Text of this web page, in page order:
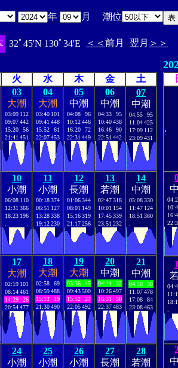
年 月 潮位
32ﾟ45'N 130ﾟ34'E ＜＜ 前月 翌月 ＞＞
火 水 木 金
土
03
大潮
03:09 112
09:07442
15:20
56
21:41 451
04
大潮
03:40 101
09:41 448
15:52
61
22:07453
05
中潮
04:08
96
10:12446
16:20
72
22:31 449
06
中潮
04:33
95
10:40438
16:46
90
22:51 442
07
中潮
04:55
95
11:04425
17:09 112
23:09431
10
小潮
06:08 110
12:31 366
18:23 196
11
小潮
00:18374
06:51 127
13:28338
19:12230
12
長潮
01:06344
08:01 149
15:16319
21:17256
13
若潮
02:47318
10:01 154
17:45339
23:51 232
14
中潮
05:08330
11:47 124
18:51 380
17
大潮
02:19 101
08:14461
14:29
26
20:54477
18
大潮
02:58
69
08:59488
15:12
19
21:30490
19
大潮
03:36
45
09:43500
15:52
27
22:05492
20
中潮
04:14
32
10:26497
16:31
50
22:37483
21
中潮
04:50
30
11:07478
17:08
84
23:08463
24
小潮
25
小潮
26
小潮
27
長潮
28
若潮
.